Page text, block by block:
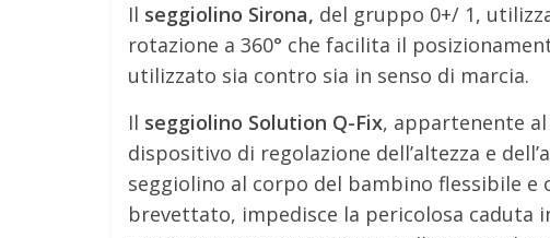
Il seggiolino Sirona, del gruppo 0+/ 1,
rotazione a 360° che facilita il
utilizzato sia contro sia in senso di marcia.
Il seggiolino Solution Q-Fix, appartenente
dispositivo di regolazione dell’altezza e
seggiolino al corpo del bambino flessibile
brevettato, impedisce la pericolosa caduta